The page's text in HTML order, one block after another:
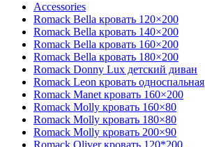
Accessories
Romack Bella кровать 120×200
Romack Bella кровать 140×200
Romack Bella кровать 160×200
Romack Bella кровать 180×200
Romack Donny Lux детский диван
Romack Leon кровать односпальная
Romack Manet кровать 160×200
Romack Molly кровать 160×80
Romack Molly кровать 180×80
Romack Molly кровать 200×90